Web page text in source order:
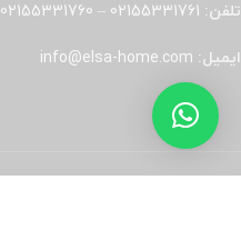
تلفن: 02155331761
–
02155331760
ایمیل: info@elsa-home.com